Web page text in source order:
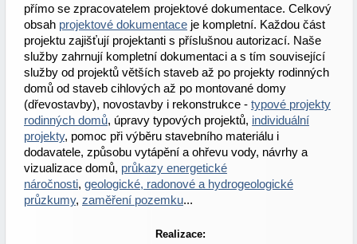
přímo se zpracovatelem projektové dokumentace. Celkový
obsah projektové dokumentace je kompletní. Každou část
projektu zajišťují projektanti s příslušnou autorizací. Naše
služby zahrnují kompletní dokumentaci a s tím související
služby od projektů větších staveb až po projekty rodinných
domů od staveb cihlových až po montované domy
(dřevostavby), novostavby i rekonstrukce - typové projekty
rodinných domů, úpravy typových projektů, individuální
projekty, pomoc při výběru stavebního materiálu i
dodavatele, způsobu vytápění a ohřevu vody, návrhy a
vizualizace domů, průkazy energetické
náročnosti, geologické, radonové a hydrogeologické
průzkumy, zaměření pozemku...
Realizace: